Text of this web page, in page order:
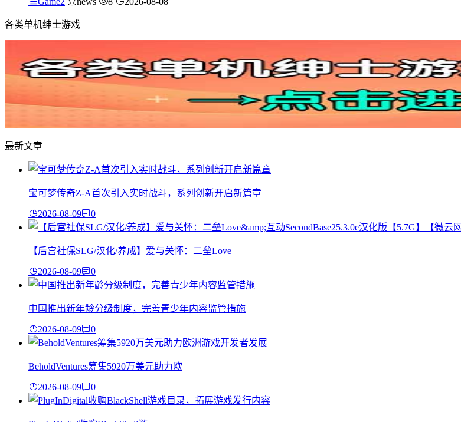
各类单机绅士游戏
最新文章
宝可梦传奇Z-A首次引入实时战斗，系列创新开启新篇章
2026-08-09 0
【后宫社保SLG/汉化/养成】爱与关怀：二垒Love
2026-08-09 0
中国推出新年龄分级制度，完善青少年内容监管措施
2026-08-09 0
BeholdVentures筹集5920万美元助力欧
2026-08-09 0